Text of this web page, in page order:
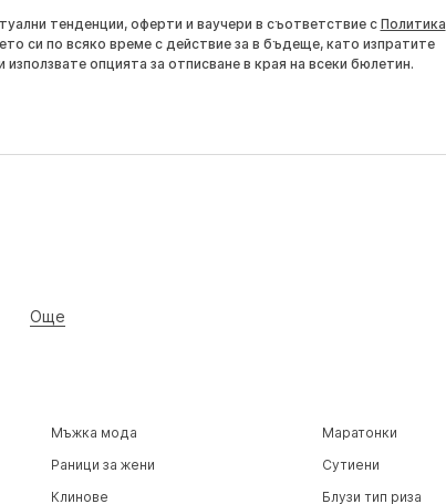
тенденции, оферти и ваучери в съответствие с Политика
си по всяко време с действие за в бъдеще, като изпратите
използвате опцията за отписване в края на всеки бюлетин.
Мъжка мода
Маратонки
Раници за жени
Сутиени
Клинове Блузи тип риза
Още